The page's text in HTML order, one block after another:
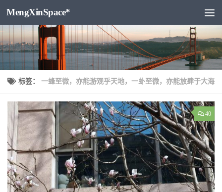
跳至内容
MengXinSpace*
标签： 一蜂至微，亦能游观乎天地，一虲至微，亦能放肆于大海
40